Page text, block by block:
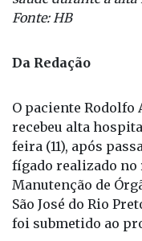
Fonte: HB
Da Redação
O paciente Rodolfo
recebeu alta
feira (11), após
fígado realizado no
Manutenção de
São José do Rio
foi submetido ao